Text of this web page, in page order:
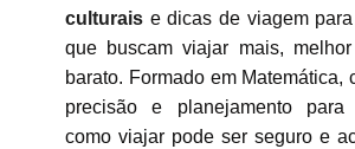
culturais e dicas de viagem
que buscam viajar mais,
barato. Formado em Matemática,
precisão e planejamento para
como viajar pode ser seguro e